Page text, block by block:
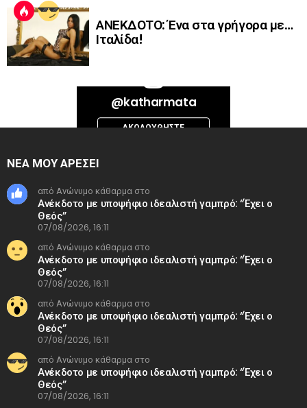
ΑΝΕΚΔΟΤΟ: Ένα στα γρήγορα με…
Ιταλίδα!
Thursday, 06-Aug-26 13:14:09 PDT. The current time is Friday, 07-Aug-
@katharmata
ΑΚΟΛΟΥΘΉΣΤΕ
ΝΕΑ ΜΟΥ ΑΡΕΣΕΙ
από Ανώνυμο κάθαρμα στο
Ανέκδοτο με υποψήφιο ιδεαλιστή γαμπρό: “Έχει ο
Θεός”
07/08/2026, 16:11
από Ανώνυμο κάθαρμα στο
Ανέκδοτο με υποψήφιο ιδεαλιστή γαμπρό: “Έχει ο
Θεός”
07/08/2026, 16:11
από Ανώνυμο κάθαρμα στο
Ανέκδοτο με υποψήφιο ιδεαλιστή γαμπρό: “Έχει ο
Θεός”
07/08/2026, 16:11
από Ανώνυμο κάθαρμα στο
Ανέκδοτο με υποψήφιο ιδεαλιστή γαμπρό: “Έχει ο
Θεός”
07/08/2026, 16:11